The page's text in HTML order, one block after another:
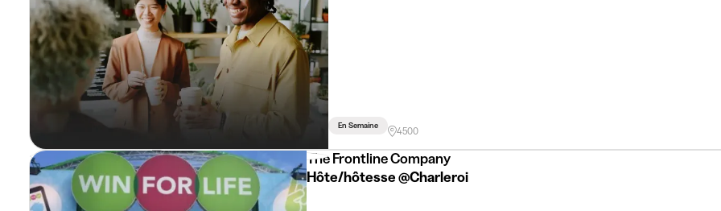
En Semaine 4500
The Frontline Company
Hôte/hôtesse @Charleroi